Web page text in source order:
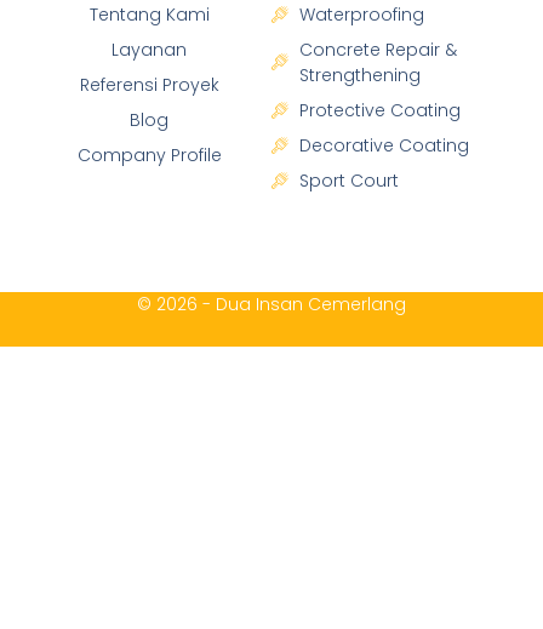
Tentang Kami
Layanan
Referensi Proyek
Blog
Company Profile
Waterproofing
Concrete Repair &
Strengthening
Protective Coating
Decorative Coating
Sport Court
© 2026 - Dua Insan Cemerlang